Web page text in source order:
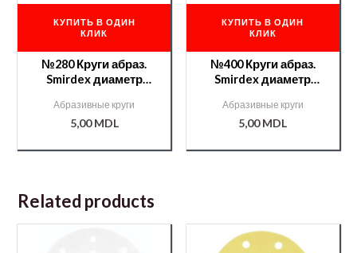
КУПИТЬ В ОДИН
КЛИК
№280 Круги абраз.
Smirdex диаметр
Абразивные круги
5,00MDL
КУПИТЬ В ОДИН
КЛИК
№400 Круги абраз.
Smirdex диаметр
Абразивные круги
5,00MDL
Related products